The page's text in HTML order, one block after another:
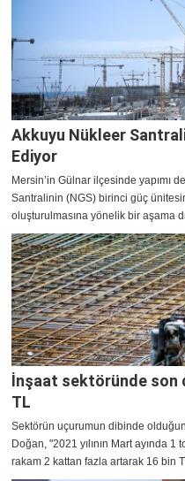
Akkuyu Nükleer
Ediyor
Mersin’in Gülnar ilçesinde yapımı
Santralinin (NGS) birinci güç
oluşturulmasına yönelik bir aşama
İnşaat sektöründe son
TL
Sektörün uçurumun dibinde
Doğan, "2021 yılının Mart ayında
rakam 2 kattan fazla artarak 16 bin